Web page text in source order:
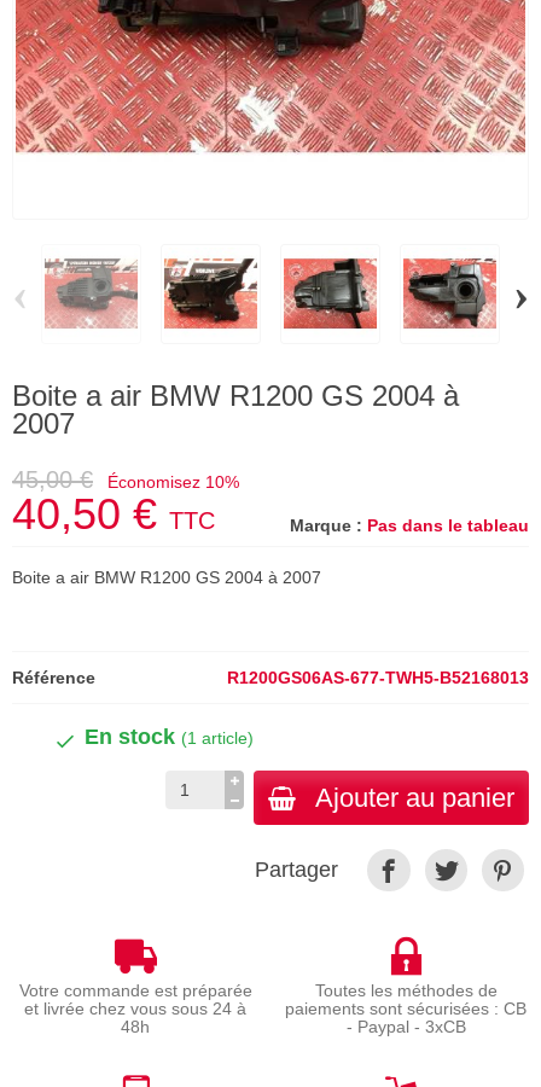
‹ ›
Boite a air BMW R1200 GS 2004 à
2007
Marque : Pas dans le tableau
45,00 € Économisez 10%
40,50 € TTC
Boite a air BMW R1200 GS 2004 à 2007
Référence R1200GS06AS-677-TWH5-B52168013
En stock (1 article)
Ajouter au panier
Partager
Votre commande est préparée
et livrée chez vous sous 24 à
48h
Toutes les méthodes de
paiements sont sécurisées : CB
- Paypal - 3xCB